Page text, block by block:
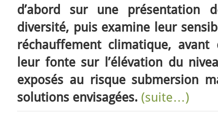
d’abord sur une présentation
diversité, puis examine leur
réchauffement climatique, avant
leur fonte sur l’élévation du
exposés au risque submersion
solutions envisagées. (suite…)